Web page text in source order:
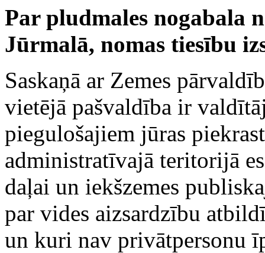
Par pludmales nogabala
Jūrmalā, nomas tiesību
Saskaņā ar Zemes
vietējā pašvaldība ir
piegulošajiem jūras
administratīvajā teritorijā
daļai un iekšzemes
par vides aizsardzību
un kuri nav privātpersonu